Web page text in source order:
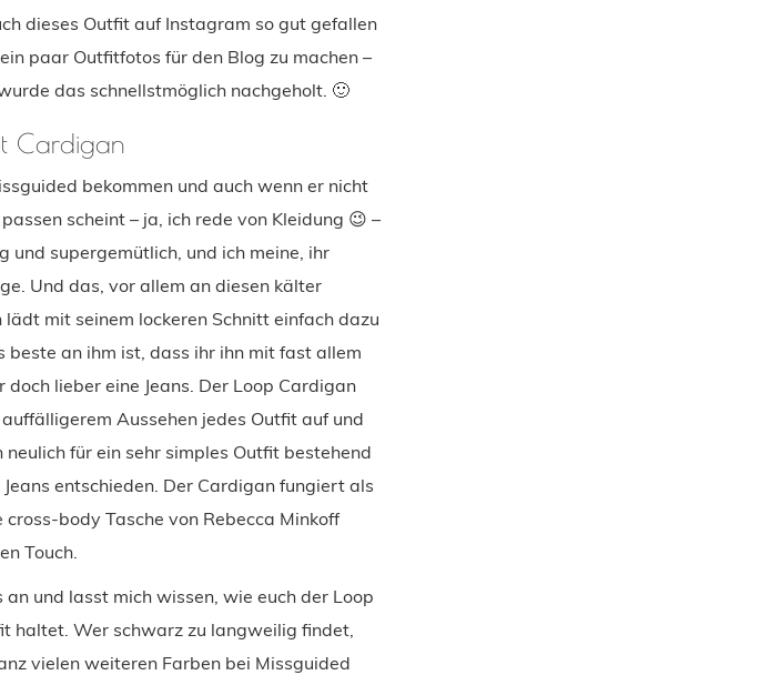
dieses Outfit auf Instagram so gut gefallen
paar Outfitfotos für den Blog zu machen –
das schnellstmöglich nachgeholt. 🙂
Cardigan
bekommen und auch wenn er nicht
scheint – ja, ich rede von Kleidung 😉 –
und supergemütlich, und ich meine, ihr
Und das, vor allem an diesen kälter
mit seinem lockeren Schnitt einfach dazu
beste an ihm ist, dass ihr ihn mit fast allem
lieber eine Jeans. Der Loop Cardigan
Aussehen jedes Outfit auf und
für ein sehr simples Outfit bestehend
entschieden. Der Cardigan fungiert als
body Tasche von Rebecca Minkoff
Touch.
und lasst mich wissen, wie euch der Loop
haltet. Wer schwarz zu langweilig findet,
vielen weiteren Farben bei Missguided